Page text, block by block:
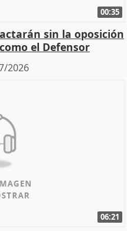
00:35
sin la oposición
el Defensor
2026
06:21